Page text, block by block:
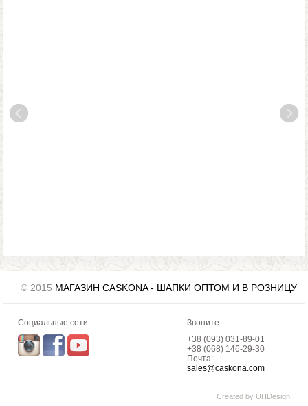
© 2015 МАГАЗИН CASKONA - ШАПКИ ОПТОМ И В РОЗНИЦУ
Социальные сети:
Звоните
+38 (093) 031-89-01
+38 (068) 146-29-30
Почта:
sales@caskona.com
Created by UHDesign